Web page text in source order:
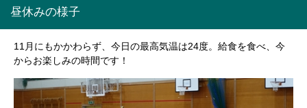
昼休みの様子
11月にもかかわらず、今日の最高気温は24度。給食を食べ、今
からお楽しみの時間です！